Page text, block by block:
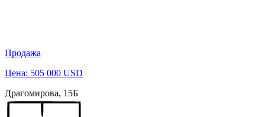
Продажа
Цена: 505 000 USD
Драгомирова, 15Б